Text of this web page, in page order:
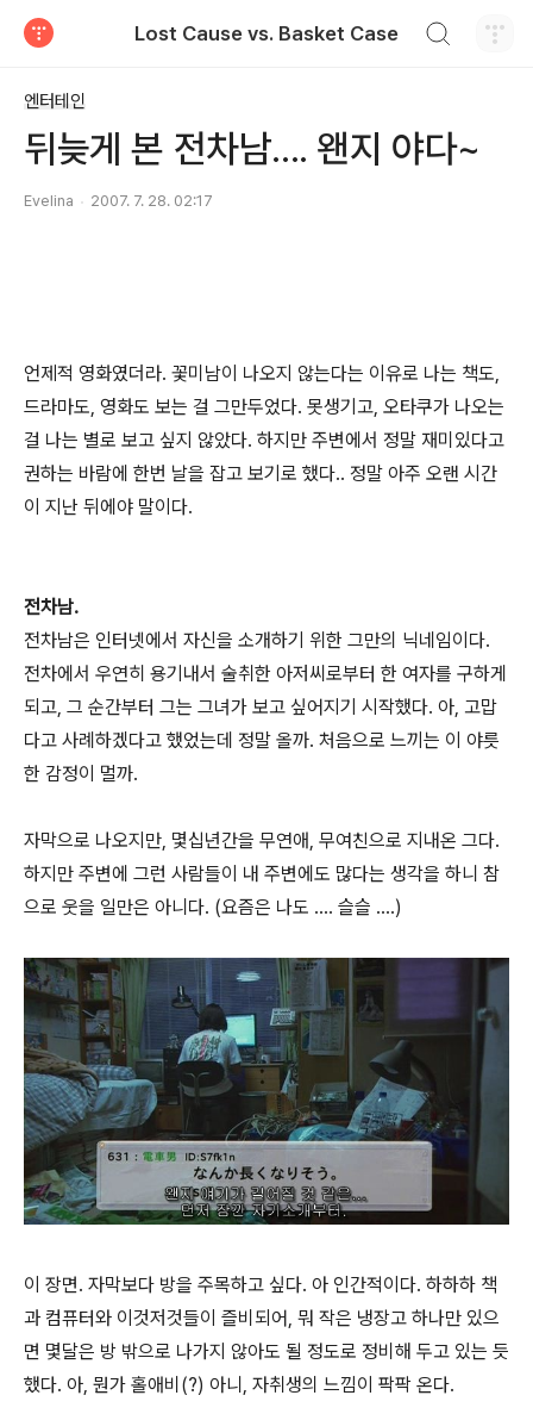
Lost Cause vs. Basket Case
엔터테인
뒤늦게 본 전차남.... 왠지 야다~
Evelina 2007. 7. 28. 02:17
언제적 영화였더라. 꽃미남이 나오지 않는다는 이유로 나는 책도,
드라마도, 영화도 보는 걸 그만두었다. 못생기고, 오타쿠가 나오는
걸 나는 별로 보고 싶지 않았다. 하지만 주변에서 정말 재미있다고
권하는 바람에 한번 날을 잡고 보기로 했다.. 정말 아주 오랜 시간
이 지난 뒤에야 말이다.
전차남.
전차남은 인터넷에서 자신을 소개하기 위한 그만의 닉네임이다.
전차에서 우연히 용기내서 술취한 아저씨로부터 한 여자를 구하게
되고, 그 순간부터 그는 그녀가 보고 싶어지기 시작했다. 아, 고맙
다고 사례하겠다고 했었는데 정말 올까. 처음으로 느끼는 이 야릇
한 감정이 멀까.
자막으로 나오지만, 몇십년간을 무연애, 무여친으로 지내온 그다.
하지만 주변에 그런 사람들이 내 주변에도 많다는 생각을 하니 참
으로 웃을 일만은 아니다. (요즘은 나도 .... 슬슬 ....)
이 장면. 자막보다 방을 주목하고 싶다. 아 인간적이다. 하하하 책
과 컴퓨터와 이것저것들이 즐비되어, 뭐 작은 냉장고 하나만 있으
면 몇달은 방 밖으로 나가지 않아도 될 정도로 정비해 두고 있는 듯
했다. 아, 뭔가 홀애비(?) 아니, 자취생의 느낌이 팍팍 온다.